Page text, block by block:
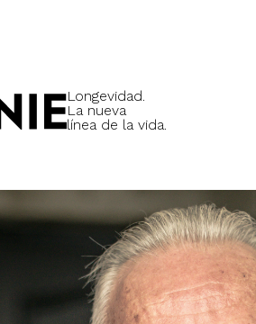
Longevidad.
La nueva
línea de la vida.